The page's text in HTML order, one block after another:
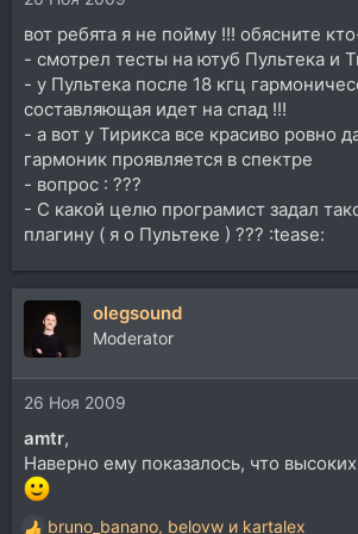
вот ребята я не пойму !!! обясните
- смотрел тесты на ютуб Пультека и
- у Пультека после 18 кгц
составляющая идет на спад !!!
- а вот у Тирикса все красиво ровно
гармоник проявляется в спектре
- вопрос : ???
- С какой целю програмист задал
плагину ( я о Пультеке ) ??? :tease:
olegsound
Moderator
26 Ноя 2009
amtr,
Наверно ему показалось, что высоких
bruno_banano, belovw и kartalex